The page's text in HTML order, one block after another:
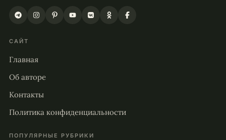
САЙТ
Главная
Об авторе
Контакты
Политика конфиденциальности
ПОПУЛЯРНЫЕ РУБРИКИ